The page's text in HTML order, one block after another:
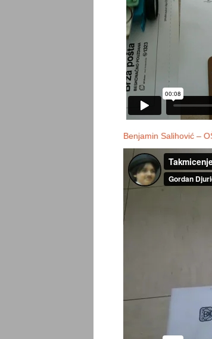
Benjamin Salihović –